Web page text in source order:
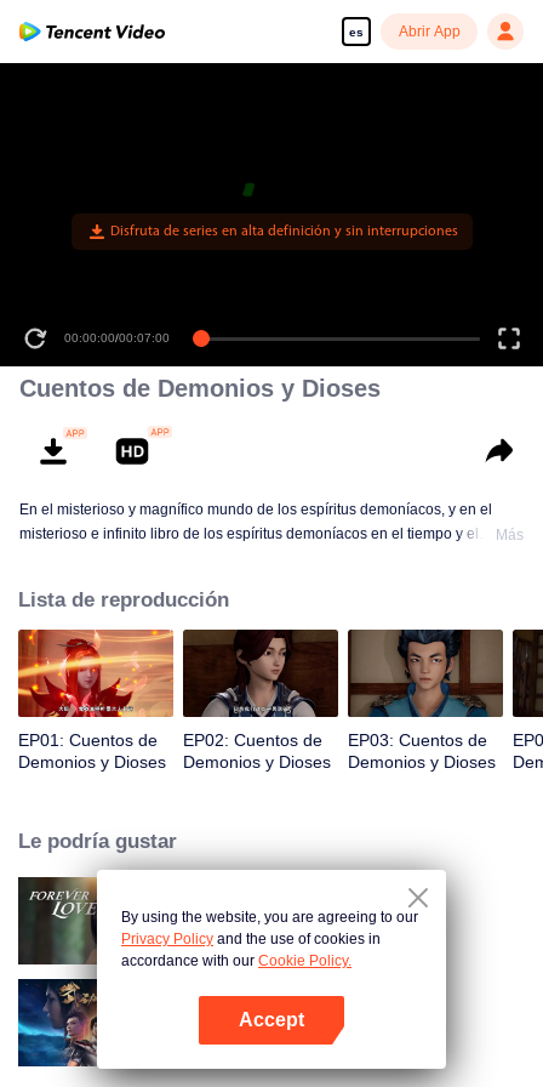
es Abrir App
Disfruta de series en alta definición y sin interrupciones
00:00:00/00:07:00
Cuentos de Demonios y Dioses
En el misterioso y magnífico mundo de los espíritus demoníacos, y en el
misterioso e infinito libro de los espíritus demoníacos en el tiempo y el
enfrenta al favor de las dos diosas?
Más
Lista de reproducción
EP01: Cuentos de
Demonios y Dioses
EP02: Cuentos de
Demonios y Dioses
EP03: Cuentos de
Demonios y Dioses
Le podría gustar
Amor Eterno
Universo Marcial Temporada 1
By using the website, you are agreeing to our
Privacy Policy and the use of cookies in
accordance with our Cookie Policy.
Accept